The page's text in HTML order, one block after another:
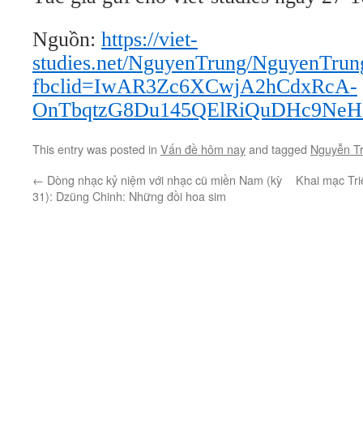
Nguồn: https://viet-
studies.net/NguyenTrung/
fbclid=IwAR3Zc6XCwjA2hCdxRcA-
This entry was posted in Vấn đề hôm nayand tagged Nguyễn
← Dòng nhạc kỷ niệm với nhạc cũ miền Nam (kỳ
31): Dzũng Chinh: Những đồi hoa sim
Khai mạc